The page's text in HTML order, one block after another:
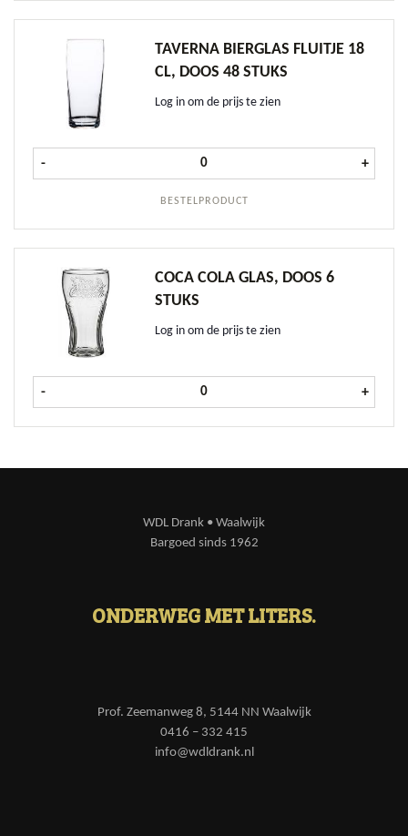
TAVERNA BIERGLAS FLUITJE 18
CL, DOOS 48 STUKS
Log in om de prijs te zien
BESTELPRODUCT
- Taverna Bierglas fluitje 18 cl, doos
+
COCA COLA GLAS, DOOS 6
STUKS
Log in om de prijs te zien
- Coca Cola glas, doos 6 stuks aantal
+
WDL Drank • Waalwijk
Bargoed sinds 1962
ONDERWEG MET LITERS.
Prof. Zeemanweg 8, 5144 NN Waalwijk
0416 – 332 415
info@wdldrank.nl